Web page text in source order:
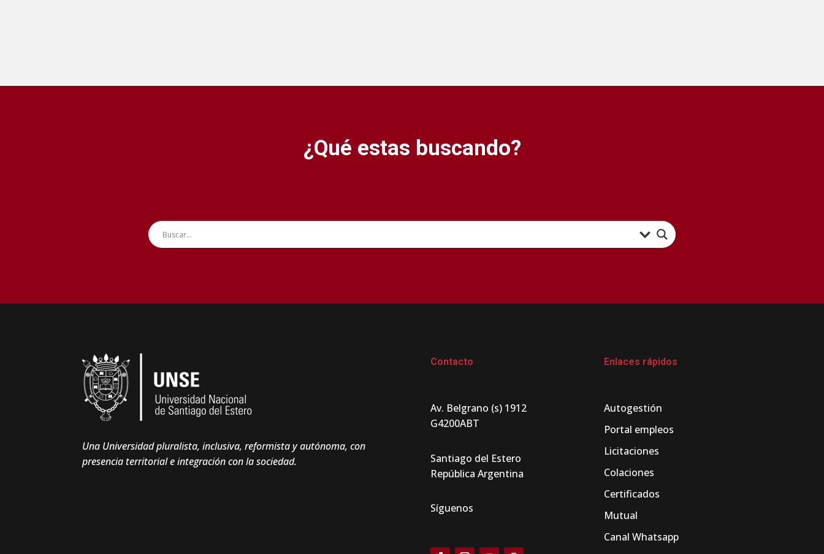
¿Qué estas buscando?
Una Universidad pluralista, inclusiva, reformista y autónoma, con
presencia territorial e integración con la sociedad.
Contacto
Av. Belgrano (s) 1912
G4200ABT
Santiago del Estero
República Argentina
Síguenos
Enlaces rápidos
Autogestión
Portal empleos
Licitaciones
Colaciones
Certificados
Mutual
Canal Whatsapp